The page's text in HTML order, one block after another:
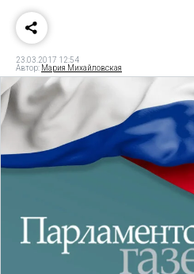
23.03.2017 12:54
Автор: Мария Михайловская